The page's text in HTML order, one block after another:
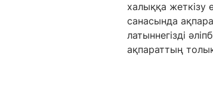
халыққа жеткізу
санасында
латыннегізді
ақпараттың